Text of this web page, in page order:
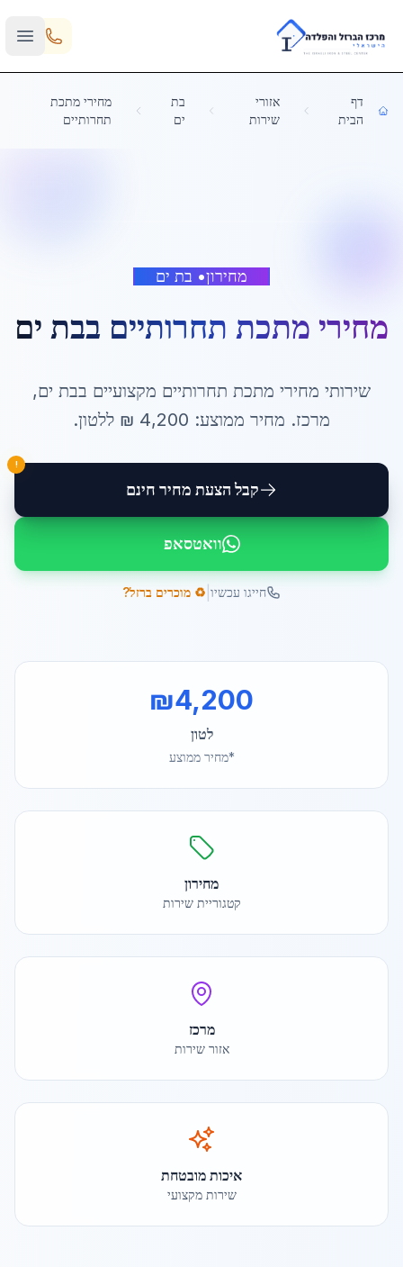
Skip to main content
דף
הבית
אזורי
שירות
בת
ים
מחירי מתכת
תחרותיים
מחירון• בת ים
מחירי מתכת תחרותיים בבת ים
שירותי מחירי מתכת תחרותיים מקצועיים בבת ים,
מרכז. מחיר ממוצע: 4,200 ₪ ללטון.
קבל הצעת מחיר חינם
!
וואטסאפ
חייגו עכשיו ♻️ מוכרים ברזל?
₪4,200
לטון
*מחיר ממוצע
מחירון
קטגוריית שירות
מרכז
אזור שירות
איכות מובטחת
שירות מקצועי